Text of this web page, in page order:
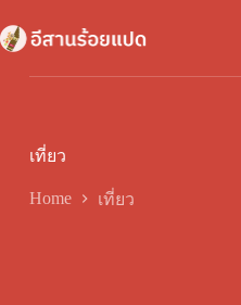
to
content
เที่ยว
Home เที่ยว